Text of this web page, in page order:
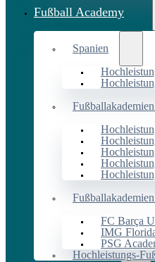
Fußball Academy
Spanien
FC Barça
IMG
PSG
Hochleistungs-